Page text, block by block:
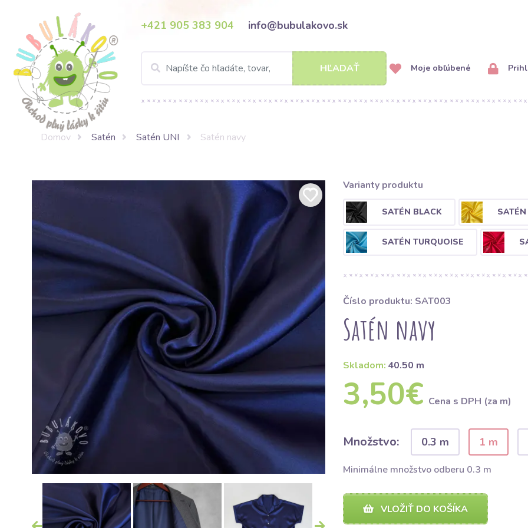
+421 905 383 904 info@bubulakovo.sk
HĽADAŤ Moje obľúbené
Domov Satén Satén UNI Satén navy
Varianty produktu
SATÉN BLACK
SATÉN TURQUOISE
Číslo produktu: SAT003
Satén navy
Skladom: 40.50 m
3,50€ Cena s DPH (za m)
Množstvo: 0.3 m 1 m
Minimálne množstvo odberu 0.3 m
VLOŽIŤ DO KOŠÍKA